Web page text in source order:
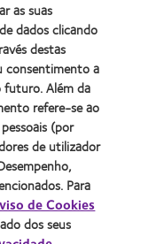
Learn
more
about
2012
Manufacturing
Leadership
100
(ML
100)
Award
(2012)
de serviço
de cookies
as suas
dados clicando
destas
consentimento a
Além da
refere-se ao
(por
de utilizador
Para
de Cookies
dos seus